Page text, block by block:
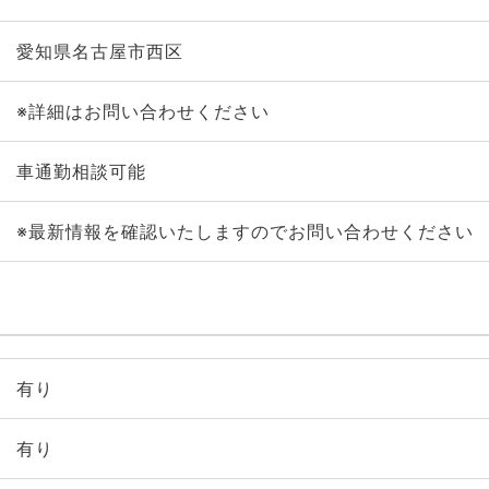
愛知県名古屋市西区
※詳細はお問い合わせください
車通勤相談可能
※最新情報を確認いたしますのでお問い合わせください
有り
有り